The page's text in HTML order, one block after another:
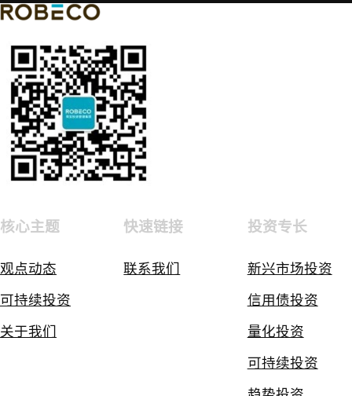
核心主题
观点动态
可持续投资
关于我们
快速链接
联系我们
投资专长
新兴市场投资
信用债投资
量化投资
可持续投资